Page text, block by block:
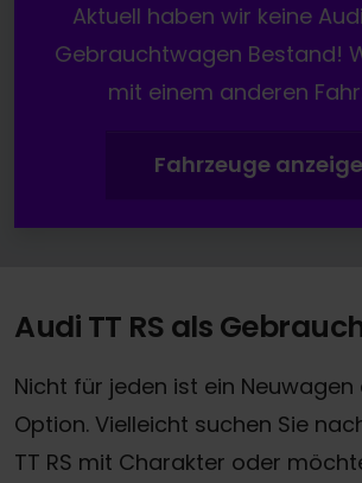
Aktuell haben wir keine
Gebrauchtwagen Bestand!
mit einem anderen
Fahrzeuge
Audi TT RS als
Nicht für jeden ist ein
Option. Vielleicht suchen Sie
TT RS mit Charakter oder